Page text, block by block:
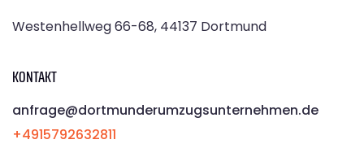
Westenhellweg 66-68, 44137 Dortmund
KONTAKT
anfrage@dortmunderumzugsunternehmen.de
+4915792632811